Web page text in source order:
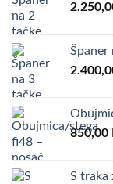
Španer
850,00
S traka